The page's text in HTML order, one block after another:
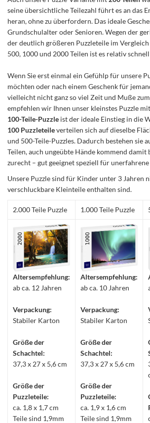
seine übersichtliche Teilezahl führt es an das
heran, ohne zu überfordern. Das ideale
Grundschulalter oder Senioren. Wegen der
der deutlich größeren Puzzleteile im Vergleich
500, 1000 und 2000 Teilen ist es relativ schnell
Wenn Sie erst einmal ein Gefühlp für unsere
möchten oder nach einem Geschenk für
vielleicht nicht ganz so viel Zeit und Muße
empfehlen wir Ihnen unser kleinstes Puzzle
100-Teile-Puzzle ist der ideale Einstieg in die
100 Puzzleteileverteilen sich auf dieselbe
und 500-Teile-Puzzles. Dadurch bestehen sie
Teilen, auch ungeübte Hände kommend damit
zurecht – gut geeignet speziell für unerfahrene
Unsere Puzzle sind für Kinder unter 3 Jahren
verschluckbare Kleinteile enthalten sind.
2.000 Teile Puzzle 1.000 Teile Puzzle
Altersempfehlung:
ab ca. 12 Jahren
Verpackung:
Stabiler Karton
Größe der
Schachtel:
37,3 x 27 x 5,6 cm
Größe der
Puzzleteile:
ca. 1,8 x 1,7 cm
Teile sind 1,9mm
Altersempfehlung:
ab ca. 10 Jahren
Verpackung:
Stabiler Karton
Größe der
Schachtel:
37,3 x 27 x 5,6 cm
Größe der
Puzzleteile:
ca. 1,9 x 1,6 cm
Teile sind 1,9mm